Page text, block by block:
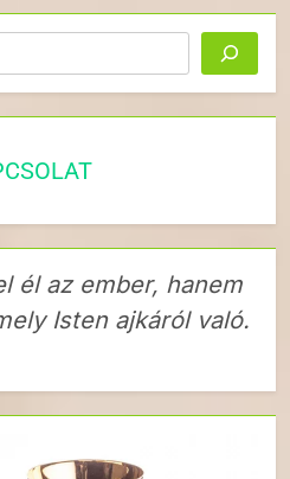
él az ember, hanem
Isten ajkáról való.